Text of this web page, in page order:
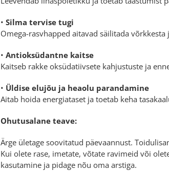
• Silma tervise tugi
Omega-rasvhapped aitavad säilitada võrkkesta
• Antioksüdantne kaitse
Kaitseb rakke oksüdatiivsete kahjustuste ja
• Üldise elujõu ja heaolu parandamine
Aitab hoida energiataset ja toetab keha
Ohutusalane teave:
Ärge ületage soovitatud päevaannust.
Kui olete rase, imetate, võtate ravimeid või
kasutamine ja pidage nõu oma arstiga.